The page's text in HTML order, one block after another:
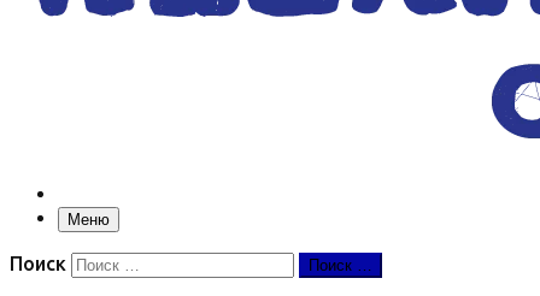
Меню
Поиск Поиск …